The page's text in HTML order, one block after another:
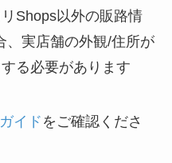
Shops以外の販路情
、実店舗の外観/住所が
る必要があります
イド をご確認くださ